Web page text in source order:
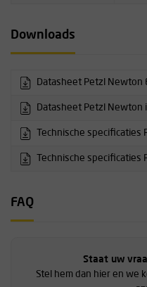
Downloads
Datasheet Petzl Newton
Datasheet Petzl Newton
Technische
Technische
FAQ
Staat uw
Stel hem dan hier en we